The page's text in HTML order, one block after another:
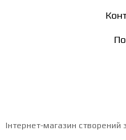
Інтернет-магазин створений